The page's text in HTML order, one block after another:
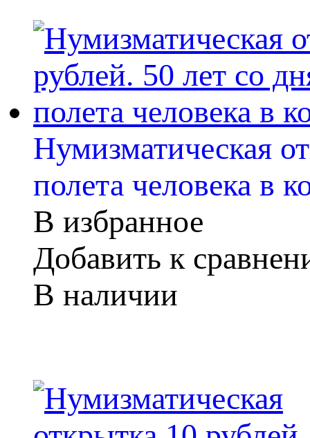
Нумизматическая
полета человека в
В избранное
Добавить к
В наличии